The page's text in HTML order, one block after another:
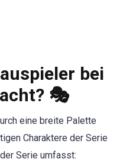
bei
🎭
eine breite Palette
Charaktere der Serie
Serie umfasst: